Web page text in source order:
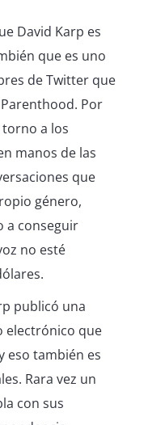
David Karp es
que es uno
de Twitter que
Por
a los
manos de las
que
género,
a conseguir
no esté
publicó una
electrónico que
eso también es
Rara vez un
con sus